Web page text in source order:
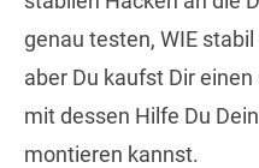
genau testen, WIE
aber Du kaufst Dir
mit dessen Hilfe Du
montieren kannst.